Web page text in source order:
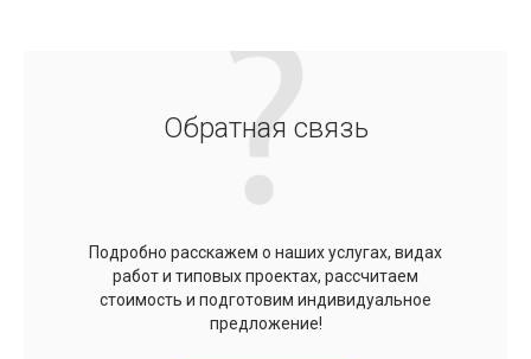
Обратная связь
Подробно расскажем о наших услугах, видах
работ и типовых проектах, рассчитаем
стоимость и подготовим индивидуальное
предложение!